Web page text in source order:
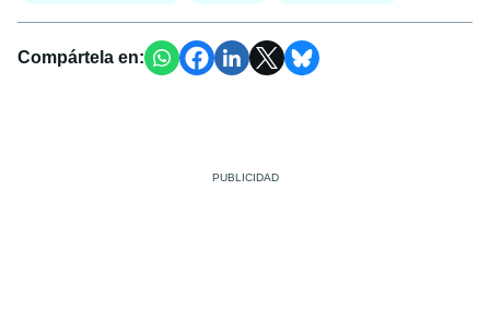
Compártela en: